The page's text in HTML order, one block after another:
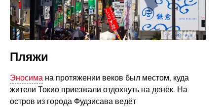
Пляжи
Эносимана протяжении веков был местом, куда
жители Токио приезжали отдохнуть на денёк. На
остров из города Фудзисава ведёт